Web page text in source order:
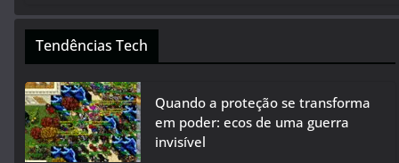
Tendências Tech
Quando a proteção se transforma
em poder: ecos de uma guerra
invisível